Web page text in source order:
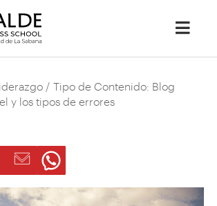
/ Tipo de Contenido: Blog
y los tipos de errores